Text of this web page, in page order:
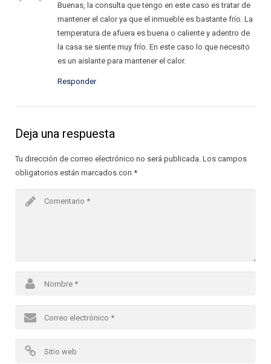
Buenas, la consulta que tengo en este caso es tratar de
mantener el calor ya que el inmueble es bastante frío. La
temperatura de afuera es buena o caliente y adentro de
la casa se siente muy frío. En este caso lo que necesito
es un aislante para mantener el calor.
Responder
Deja una respuesta
Tu dirección de correo electrónico no será publicada. Los campos
obligatorios están marcados con *